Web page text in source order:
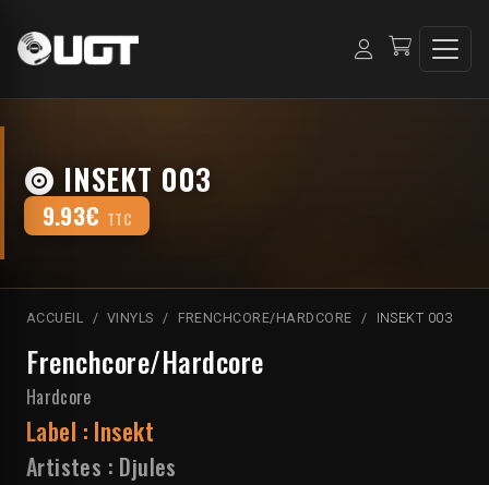
INSEKT 003
9.93€ TTC
ACCUEIL VINYLS FRENCHCORE/HARDCORE INSEKT 003
Frenchcore/Hardcore
Hardcore
Label : Insekt
Artistes : Djules